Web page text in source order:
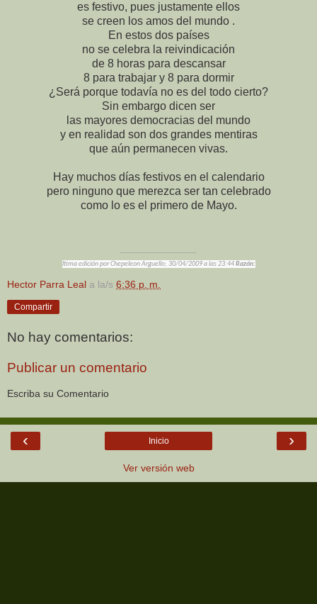
es festivo, pues justamente ellos
se creen los amos del mundo .
En estos dos países
no se celebra la reivindicación
de 8 horas para descansar
8 para trabajar y 8 para dormir
¿Será porque todavía no es del todo cierto?
Sin embargo dicen ser
las mayores democracias del mundo
y en realidad son dos grandes mentiras
que aún permanecen vivas.
Hay muchos días festivos en el calendario
pero ninguno que merezca ser tan celebrado
como lo es el primero de Mayo.
ltima edición por Chepeleon Arguello; 30/04/2009 a las23:44Razón:
Hector Parra Leal a la/s 6:36 p. m.
Compartir
No hay comentarios:
Publicar un comentario
Escriba su Comentario
‹ ›
Inicio
Ver versión web